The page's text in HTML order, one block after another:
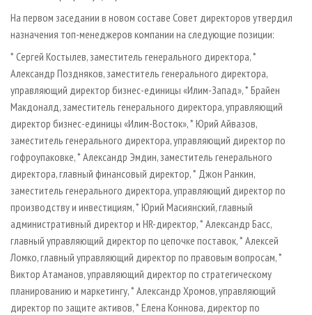
На первом заседании в новом составе Совет директоров утвердил
назначения топ-менеджеров компании на следующие позиции:
* Сергей Костылев, заместитель генерального директора, *
Александр Поздняков, заместитель генерального директора,
управляющий директор бизнес-единицы «Илим-Запад», * Брайен
Макдоналд, заместитель генерального директора, управляющий
директор бизнес-единицы «Илим-Восток», * Юрий Айвазов,
заместитель генерального директора, управляющий директор по
гофроупаковке, * Александр Эмдин, заместитель генерального
директора, главный финансовый директор, * Джон Ранкин,
заместитель генерального директора, управляющий директор по
производству и инвестициям, * Юрий Масиянский, главный
административный директор и HR-директор, * Александр Басс,
главный управляющий директор по цепочке поставок, * Алексей
Ломко, главный управляющий директор по правовым вопросам, *
Виктор Атаманов, управляющий директор по стратегическому
планированию и маркетингу, * Александр Хромов, управляющий
директор по защите активов, * Елена Коннова, директор по